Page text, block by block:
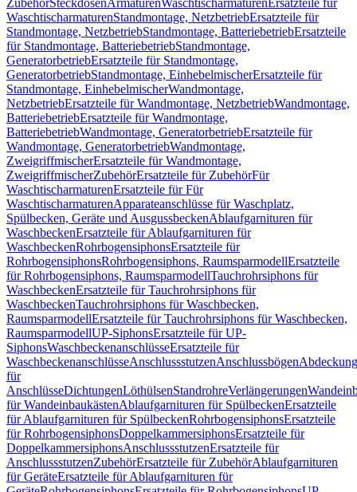
ZubehörSteckdosenArmaturenWaschtischarmaturen Ersatzteile für
WaschtischarmaturenStandmontage, NetzbetriebErsatzteile für
Standmontage, NetzbetriebStandmontage, BatteriebetriebErsatzteile
für Standmontage, BatteriebetriebStandmontage,
GeneratorbetriebErsatzteile für Standmontage,
GeneratorbetriebStandmontage, EinhebelmischerErsatzteile für
Standmontage, EinhebelmischerWandmontage,
NetzbetriebErsatzteile für Wandmontage, NetzbetriebWandmontage,
BatteriebetriebErsatzteile für Wandmontage,
BatteriebetriebWandmontage, GeneratorbetriebErsatzteile für
Wandmontage, GeneratorbetriebWandmontage,
ZweigriffmischerErsatzteile für Wandmontage,
ZweigriffmischerZubehörErsatzteile für ZubehörFür
WaschtischarmaturenErsatzteile für Für
WaschtischarmaturenApparateanschlüsse für Waschplatz,
Spülbecken, Geräte und AusgussbeckenAblaufgarnituren für
WaschbeckenErsatzteile für Ablaufgarnituren für
WaschbeckenRohrbogensiphonsErsatzteile für
RohrbogensiphonsRohrbogensiphons, RaumsparmodellErsatzteile
für Rohrbogensiphons, RaumsparmodellTauchrohrsiphons für
WaschbeckenErsatzteile für Tauchrohrsiphons für
WaschbeckenTauchrohrsiphons für Waschbecken,
RaumsparmodellErsatzteile für Tauchrohrsiphons für Waschbecken,
RaumsparmodellUP-SiphonsErsatzteile für UP-
SiphonsWaschbeckenanschlüsseErsatzteile für
WaschbeckenanschlüsseAnschlussstutzenAnschlussbögen
für
AnschlüsseDichtungenLöthülsenStandrohreVerlängerungen
für WandeinbaukästenAblaufgarnituren für SpülbeckenErsatzteile
für Ablaufgarnituren für SpülbeckenRohrbogensiphonsErsatzteile
für RohrbogensiphonsDoppelkammersiphonsErsatzteile für
DoppelkammersiphonsAnschlussstutzenErsatzteile für
AnschlussstutzenZubehörErsatzteile für ZubehörAblaufgarnituren
für GeräteErsatzteile für Ablaufgarnituren für